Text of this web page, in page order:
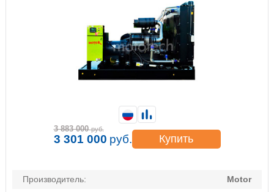
Производитель:
Motor
3 883 000 руб.
3 301 000 руб. Купить